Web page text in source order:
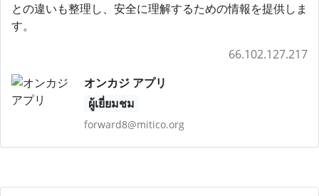
との違いも整理し、安全に理解するための情報を提供しま
す。
66.102.127.217
オンカジ アプリ
ผู้เยี่ยมชม
forward8@mitico.org